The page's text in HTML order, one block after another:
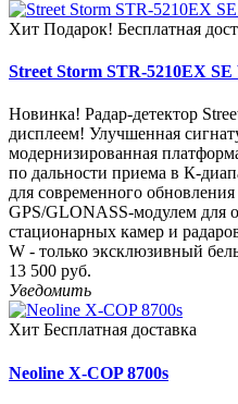
Хит Подарок! Бесплатная
Street Storm STR-5210EX SE
Новинка! Радар-детектор
дисплеем! Улучшенная
модернизированная
по дальности приема в К-
для современного
GPS/GLONASS-модулем для
стационарных камер и
W - только эксклюзивный
13 500 руб.
Уведомить
Хит Бесплатная доставка
Neoline X-COP 8700s